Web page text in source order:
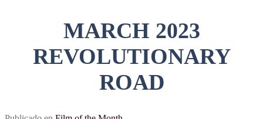
MARCH 2023
REVOLUTIONARY
ROAD